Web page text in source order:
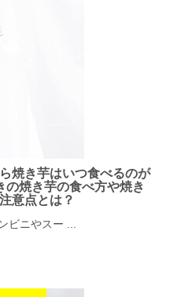
焼き芋はいつ食べるのが
の焼き芋の食べ方や焼き
意点とは？
ビニやスー ...